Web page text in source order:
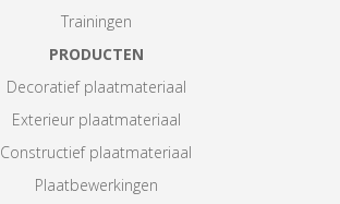
Trainingen
PRODUCTEN
Decoratief plaatmateriaal
Exterieur plaatmateriaal
Constructief plaatmateriaal
Plaatbewerkingen